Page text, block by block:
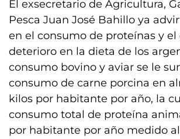
El exsecretario de Agricultura,
Pesca Juan José Bahillo ya
en el consumo de proteínas y el
deterioro en la dieta de los
consumo bovino y aviar se le
consumo de carne porcina en
kilos por habitante por año, la
consumo total de proteína
por habitante por año medido